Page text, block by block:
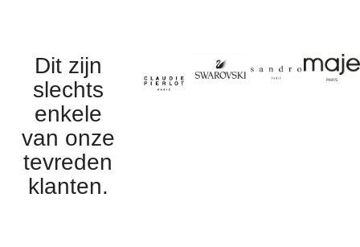
Dit zijn
slechts
enkele
van onze
tevreden
klanten.